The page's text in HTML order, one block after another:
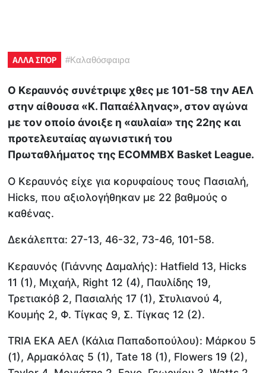
ΑΛΛΑ ΣΠΟΡ #Καλαθόσφαιρα
Ο Κεραυνός συνέτριψε χθες με 101-58 την ΑΕΛ
στην αίθουσα «Κ. Παπαέλληνας», στον αγώνα
με τον οποίο άνοιξε η «αυλαία» της 22ης και
προτελευταίας αγωνιστική του
Πρωταθλήματος της ECOMMBX Basket League.
Ο Κεραυνός είχε για κορυφαίους τους Πασιαλή,
Hicks, που αξιολογήθηκαν με 22 βαθμούς ο
καθένας.
Δεκάλεπτα: 27-13, 46-32, 73-46, 101-58.
Κεραυνός (Γιάννης Δαμαλής): Hatfield 13, Hicks
11 (1), Μιχαήλ, Right 12 (4), Παυλίδης 19,
Τρετιακόβ 2, Πασιαλής 17 (1), Στυλιανού 4,
Κουμής 2, Φ. Τίγκας 9, Σ. Τίγκας 12 (2).
TRIA EKA ΑΕΛ (Κάλια Παπαδοπούλου): Μάρκου 5
(1), Αρμακόλας 5 (1), Tate 18 (1), Flowers 19 (2),